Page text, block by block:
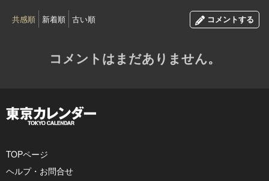
共感順 新着順 古い順 コメントする
コメントはまだありません。
TOPページ
ヘルプ・お問合せ